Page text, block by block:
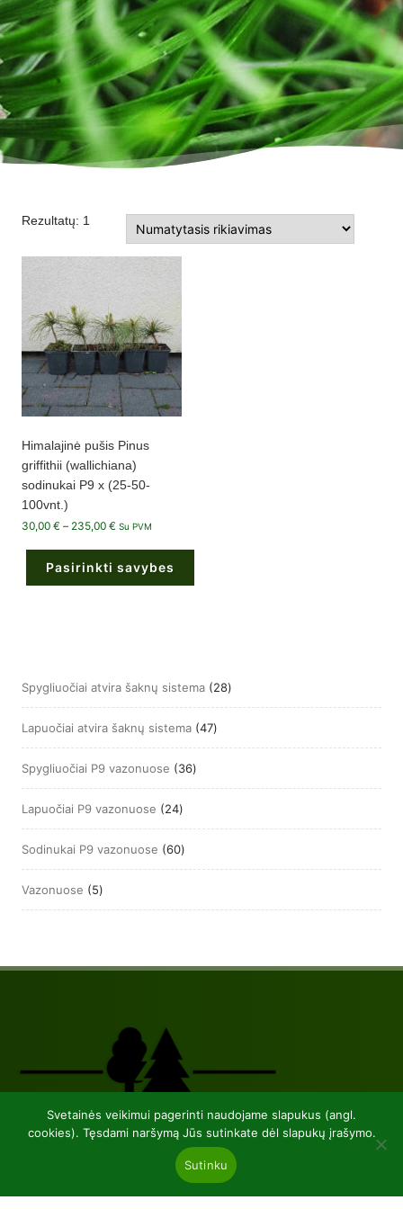
Rezultatų: 1
Himalajinė pušis Pinus
griffithii (wallichiana)
sodinukai P9 x (25-50-
100vnt.)
30,00 € – 235,00 € Price
235,00 €
Su PVM
Pasirinkti savybes
may
be
chosen
on
the
product
Spygliuočiai atvira šaknų sistema 2828
produktai
Lapuočiai atvira šaknų sistema 4747
produktai
Spygliuočiai P9 vazonuose
3636
produktai
Lapuočiai P9 vazonuose
2424
produktai
Sodinukai P9 vazonuose
6060
produktų
Vazonuose
55
produktai
kodas 304081472
Svetainės veikimui pagerinti naudojame slapukus (angl.
cookies). Tęsdami naršymą Jūs sutinkate dėl slapukų įrašymo.
Sutinku